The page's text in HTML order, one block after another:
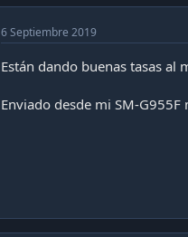
6 Septiembre 2019
Están dando buenas tasas al
Enviado desde mi SM-G955F